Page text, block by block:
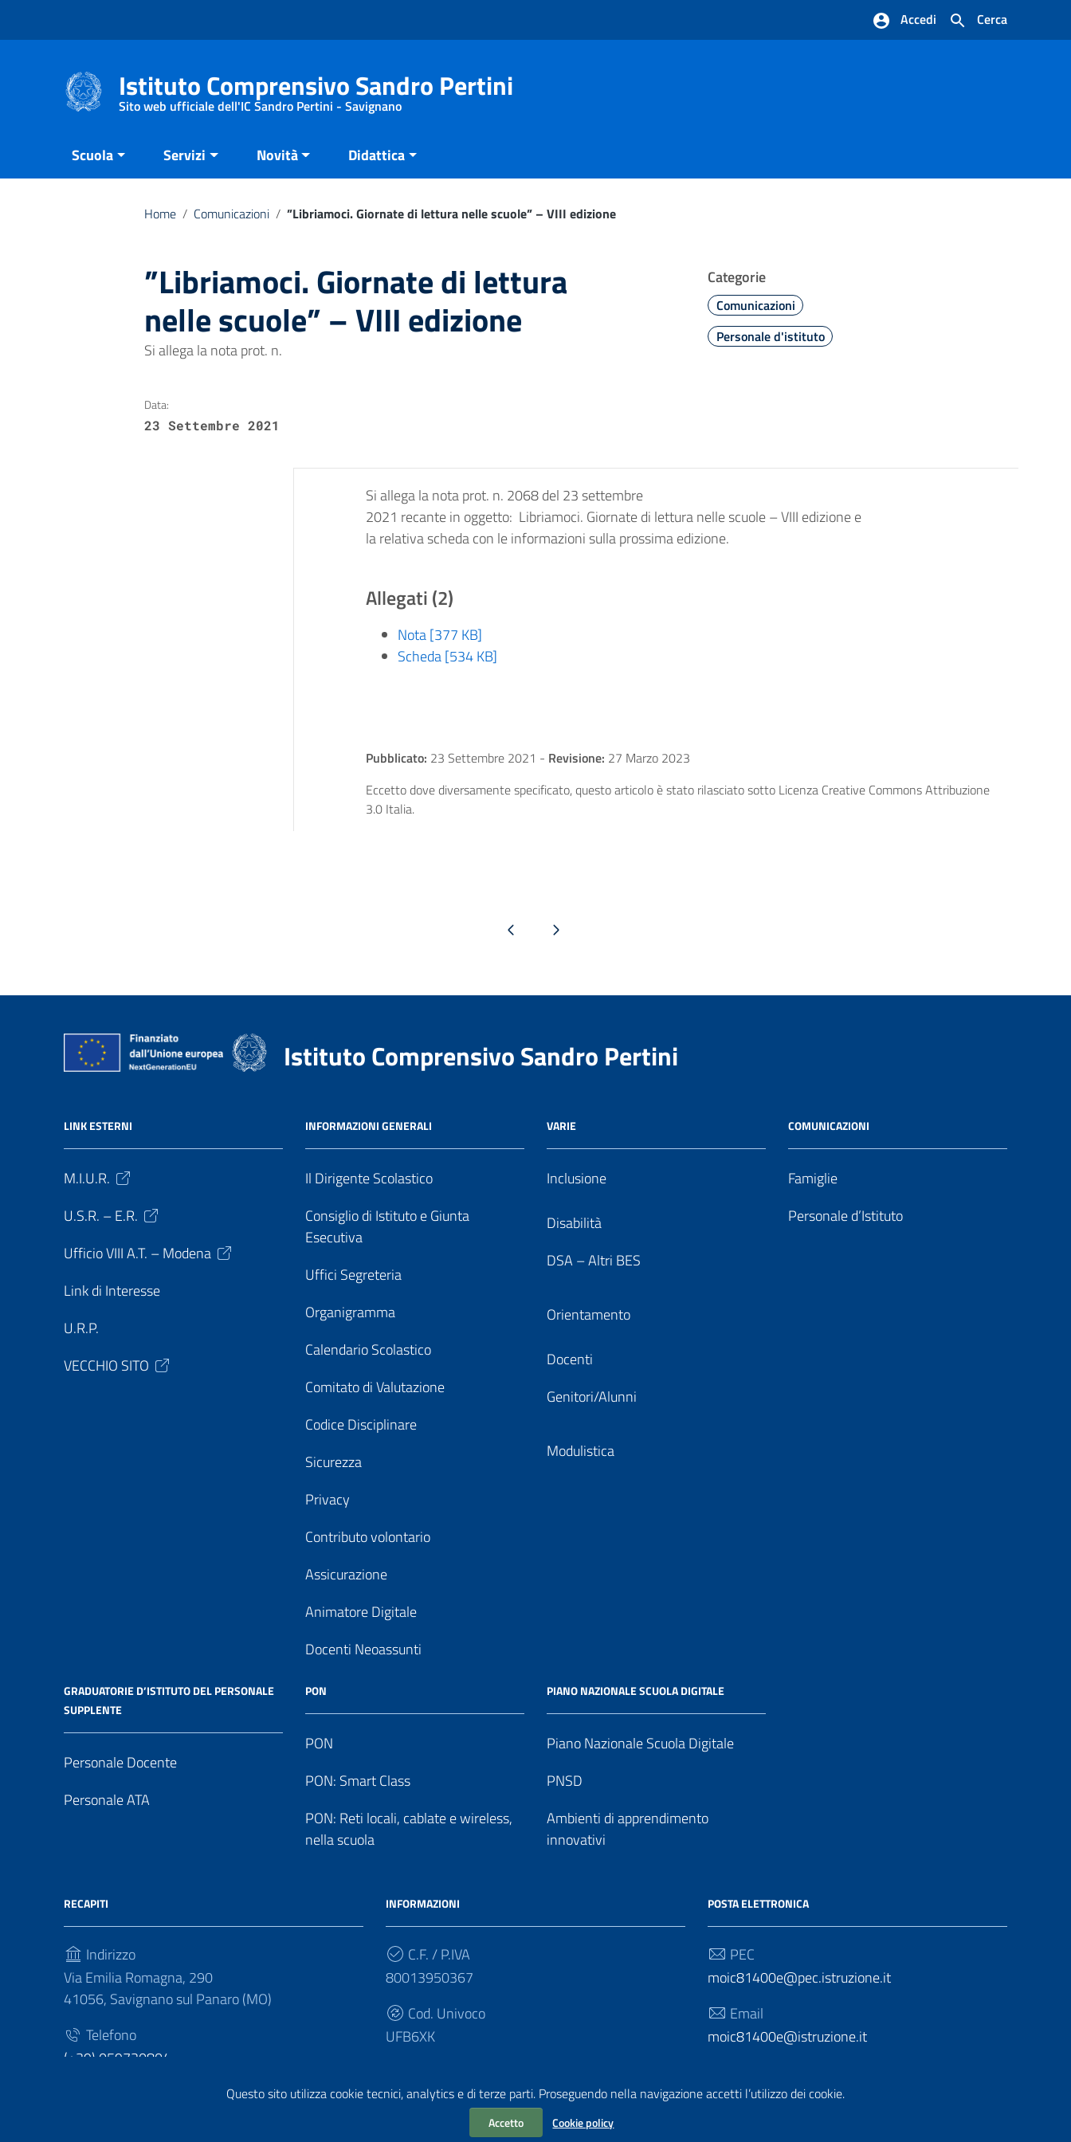
Questo sito utilizza cookie tecnici, analytics e di terze parti. Proseguendo nella navigazione accetti l’utilizzo dei cookie.
Accetto Cookie policy
Cerca
Accedi
Istituto Comprensivo Sandro Pertini
Sito web ufficiale dell'IC Sandro Pertini - Savignano
Scuola Servizi Novità Didattica
Home / Comunicazioni / ”Libriamoci. Giornate di lettura nelle scuole” – VIII edizione
”Libriamoci. Giornate di lettura
nelle scuole” – VIII edizione
Si allega la nota prot. n.
Categorie
Comunicazioni
Personale d'istituto
Data:
23 Settembre 2021
Si allega la nota prot. n. 2068 del 23 settembre
2021 recante in oggetto: Libriamoci. Giornate di lettura nelle scuole – VIII edizione e
la relativa scheda con le informazioni sulla prossima edizione.
Allegati (2)
Nota [377 KB]
Scheda [534 KB]
Pubblicato: 23 Settembre 2021 - Revisione: 27 Marzo 2023
Eccetto dove diversamente specificato, questo articolo è stato rilasciato sotto Licenza Creative Commons Attribuzione
3.0 Italia.
Pagina precedentePagina successiva
Istituto Comprensivo Sandro Pertini
LINK ESTERNI
M.I.U.R.
U.S.R. – E.R.
Ufficio VIII A.T. – Modena
Link di Interesse
U.R.P.
VECCHIO SITO
INFORMAZIONI GENERALI
Il Dirigente Scolastico
Consiglio di Istituto e Giunta
Esecutiva
Uffici Segreteria
Organigramma
Calendario Scolastico
Comitato di Valutazione
Codice Disciplinare
Sicurezza
Privacy
Contributo volontario
Assicurazione
Animatore Digitale
Docenti Neoassunti
VARIE
Inclusione
Disabilità
DSA – Altri BES
Orientamento
Docenti
Genitori/Alunni
Modulistica
COMUNICAZIONI
Famiglie
Personale d’Istituto
GRADUATORIE D’ISTITUTO DEL PERSONALE
SUPPLENTE
Personale Docente
Personale ATA
PON
PON
PON: Smart Class
PON: Reti locali, cablate e wireless,
nella scuola
PIANO NAZIONALE SCUOLA DIGITALE
Piano Nazionale Scuola Digitale
PNSD
Ambienti di apprendimento
innovativi
RECAPITI
Indirizzo
Via Emilia Romagna, 290
41056, Savignano sul Panaro (MO)
Telefono
(+39) 059730804
INFORMAZIONI
C.F. / P.IVA
80013950367
Cod. Univoco
UFB6XK
POSTA ELETTRONICA
PEC
moic81400e@pec.istruzione.it
Email
moic81400e@istruzione.it